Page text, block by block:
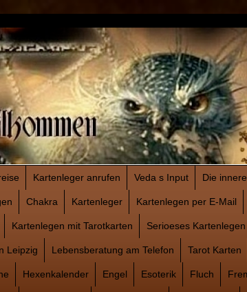
Kartenleger anrufen Veda s Input Die
Chakra Kartenleger Kartenlegen per E-Mail
Kartenlegen mit Tarotkarten Serioeses Kartenlegen
Leipzig Lebensberatung am Telefon Tarot Karten
Hexenkalender Engel Esoterik Fluch